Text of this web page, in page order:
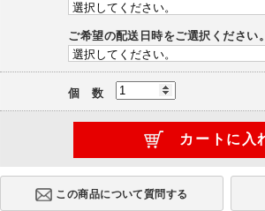
ブラック
ホワイト
-
あり
(+10,120円)
なし
(-17,710円)
あり
ご希望の配送日時をご選択ください。
個 数